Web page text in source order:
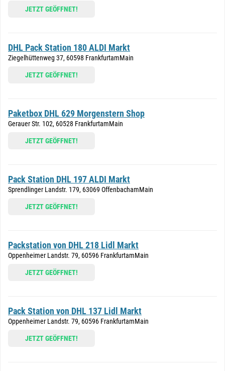
JETZT GEÖFFNET!
DHL Pack Station 180 ALDI Markt
Ziegelhüttenweg 37, 60598 FrankfurtamMain
JETZT GEÖFFNET!
Paketbox DHL 629 Morgenstern Shop
Gerauer Str. 102, 60528 FrankfurtamMain
JETZT GEÖFFNET!
Pack Station DHL 197 ALDI Markt
Sprendlinger Landstr. 179, 63069 OffenbachamMain
JETZT GEÖFFNET!
Packstation von DHL 218 Lidl Markt
Oppenheimer Landstr. 79, 60596 FrankfurtamMain
JETZT GEÖFFNET!
Pack Station von DHL 137 Lidl Markt
Oppenheimer Landstr. 79, 60596 FrankfurtamMain
JETZT GEÖFFNET!